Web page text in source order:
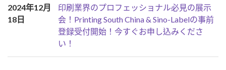
2024年12月
18日
印刷業界のプロフェッショナル必見の展示
会！Printing South China & Sino-Labelの事前
登録受付開始！今すぐお申し込みくださ
い！